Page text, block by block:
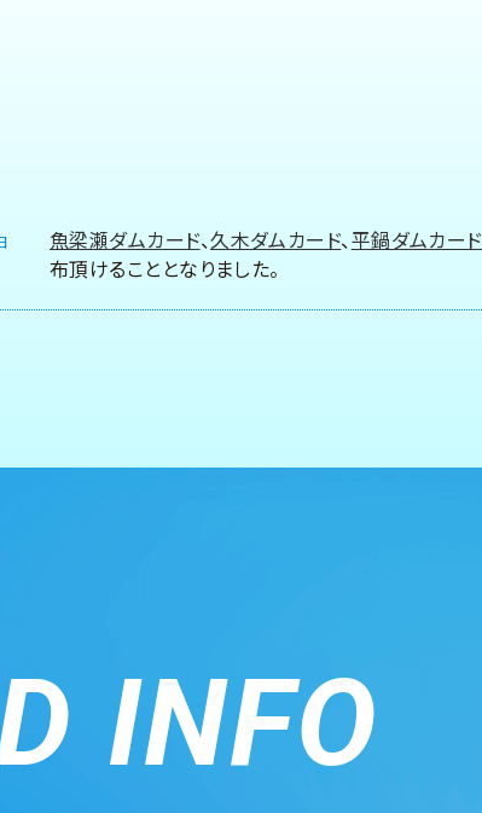
魚梁瀬ダムカード、久木ダムカード、平鍋ダムカード
布頂けることとなりました。
INFO